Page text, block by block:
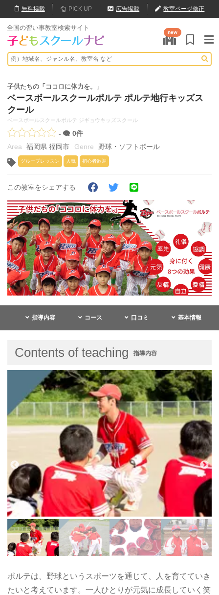
無料掲載 PICK UP 広告掲載 教室ページ修正
全国の習い事教室検索サイト
new
子供たちの「ココロに体力を。」
ベースボールスクールポルテ ポルテ地行キッズス
クール
ベースボールスクールポルテ ジギョウキッズスクール
-
0件
福岡県 福岡市
野球・ソフトボール
グループレッスン 人気 初心者歓迎
この教室をシェアする
指導内容 コース 口コミ 基本情報
Contents of teaching 指導内容
ポルテは、野球というスポーツを通じて、人を育てていき
たいと考えています。一人ひとりが元気に成長していく笑